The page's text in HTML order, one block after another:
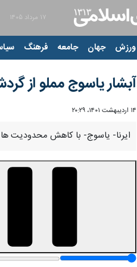
۱۷ مرداد ۱۴۰۵
ورزش جهان جامعه فرهنگ
آبشار یاسوج مملو از
۱۴ اردیبهشت ۱۴۰۱، ۲۰:۲۹
ایرنا- یاسوج- با کاهش محدودیت